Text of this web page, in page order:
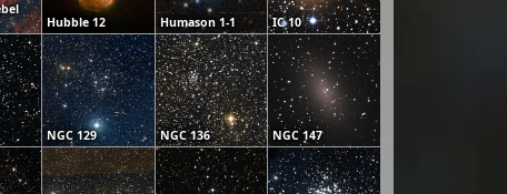
Hubble 12 Humason 1-1 IC 10
NGC 129 NGC 136 NGC 147